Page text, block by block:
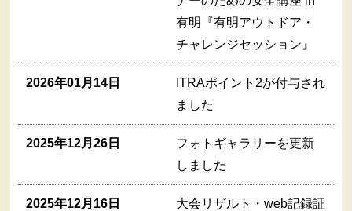
有明『有明アウトドア・
チャレンジセッション』
2026年01月14日
ITRAポイント2が付与され
ました
2025年12月26日
フォトギャラリーを更新
しました
2025年12月16日
大会リザルト・web記録証